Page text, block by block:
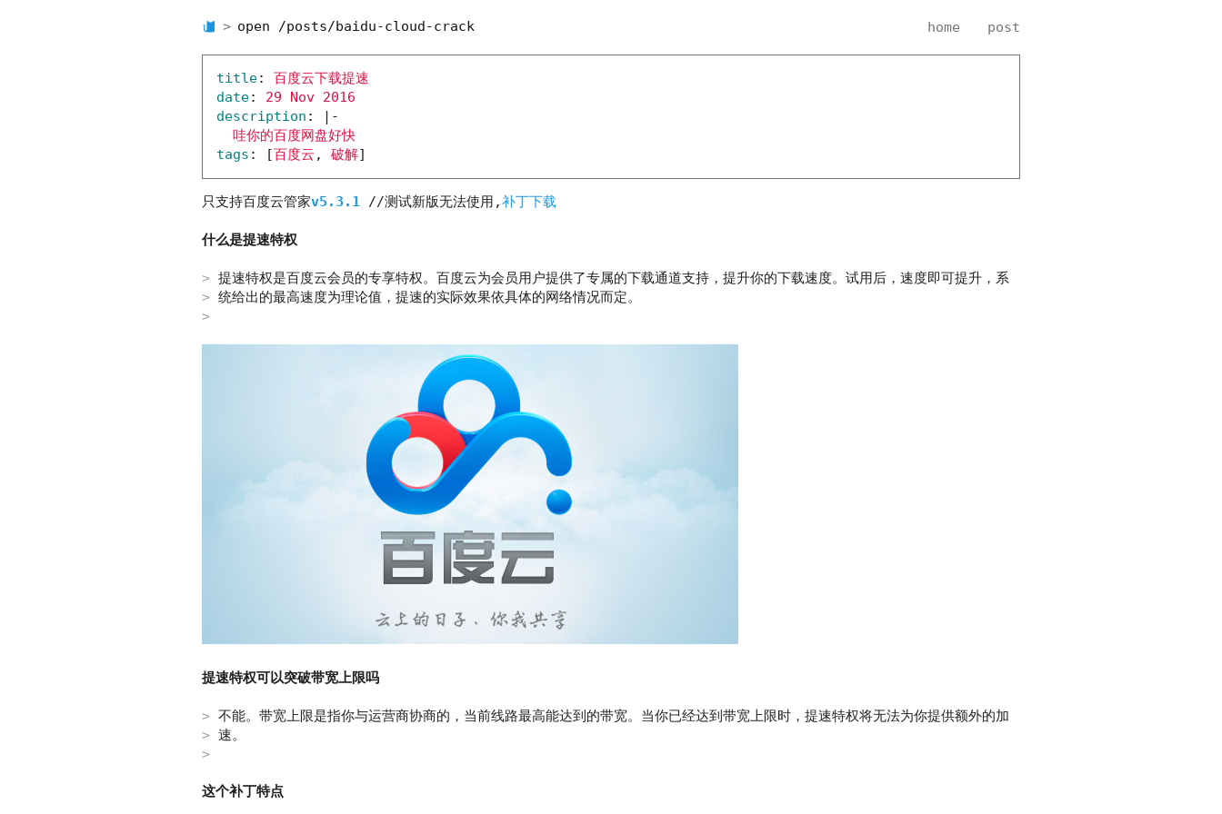
open /posts/baidu-cloud-crack home post
title:
百度云下载提速
date:
29 Nov 2016
description :
|-
哇你的百度网盘好快
tags : [百度云 , 破解]
只支持百度云管家v5.3.1 //测试新版无法使用,补丁下载
什么是提速特权
提速特权是百度云会员的专享特权。百度云为会员用户提供了专属的下载通道支持，提升你的下载速度。试用后，速度即可提升，系
统给出的最高速度为理论值，提速的实际效果依具体的网络情况而定。
提速特权可以突破带宽上限吗
不能。带宽上限是指你与运营商协商的，当前线路最高能达到的带宽。当你已经达到带宽上限时，提速特权将无法为你提供额外的加
速。
这个补丁特点